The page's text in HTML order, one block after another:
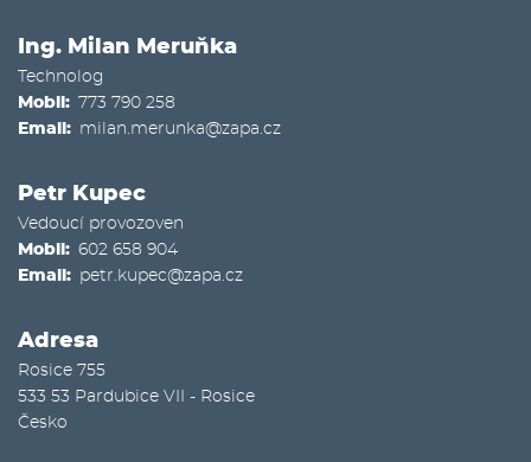
Ing. Milan Meruňka
Technolog
Mobil
773 790 258
Email
milan.merunka@zapa.cz
Petr Kupec
Vedoucí provozoven
Mobil
602 658 904
Email
petr.kupec@zapa.cz
Adresa
Rosice 755
533 53 Pardubice VII - Rosice
Česko